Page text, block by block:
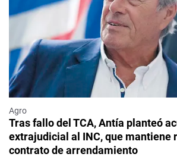
Agro
Tras fallo del TCA, Antía planteó
extrajudicial al INC, que mantiene
contrato de arrendamiento